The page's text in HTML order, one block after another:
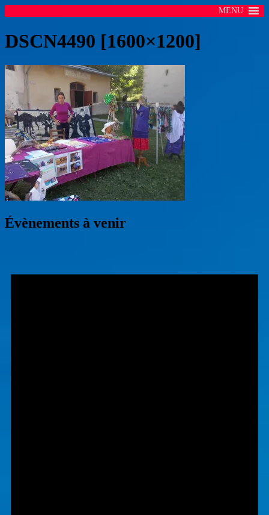
MENU
DSCN4490 [1600×1200]
Évènements à venir